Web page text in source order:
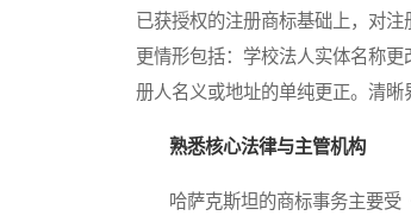
已获授权的注册商标基础上，对
更情形包括：学校法人实体名称
册人名义或地址的单纯更正。清晰
熟悉核心法律与主管机构
哈萨克斯坦的商标事务主要受